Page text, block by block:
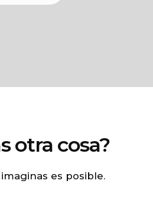
otra cosa?
es posible.